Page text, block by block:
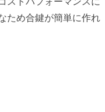
ため合鍵が簡単に作れ